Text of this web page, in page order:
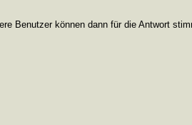
Benutzer können dann für die Antwort